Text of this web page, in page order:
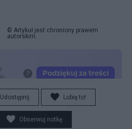
© Artykuł jest chroniony prawem
autorskim.
Udostępnij Lubię to!
Obserwuj notkę